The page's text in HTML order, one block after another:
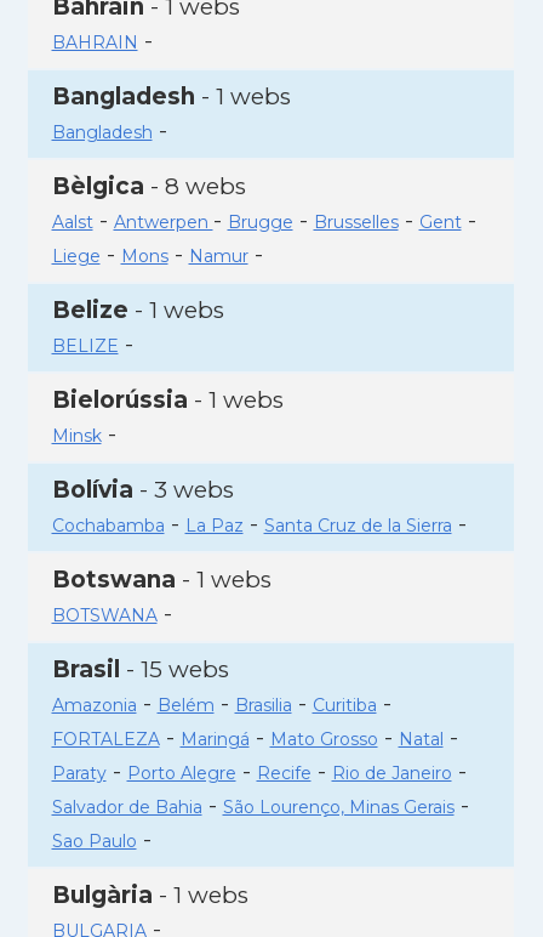
Bahrain - 1 webs
BAHRAIN -
Bangladesh - 1 webs
Bangladesh -
Bèlgica - 8 webs
Aalst- Antwerpen - Brugge - Brusselles- Gent-
Liege - Mons- Namur-
Belize - 1 webs
BELIZE -
Bielorússia - 1 webs
Minsk-
Bolívia - 3 webs
Cochabamba - La Paz - Santa Cruz de la Sierra -
Botswana - 1 webs
BOTSWANA-
Brasil - 15 webs
Amazonia - Belém - Brasilia - Curitiba -
FORTALEZA- Maringá - Mato Grosso - Natal -
Paraty- Porto Alegre - Recife - Rio de Janeiro -
Salvador de Bahia - São Lourenço, Minas Gerais-
Sao Paulo -
Bulgària - 1 webs
BULGARIA-